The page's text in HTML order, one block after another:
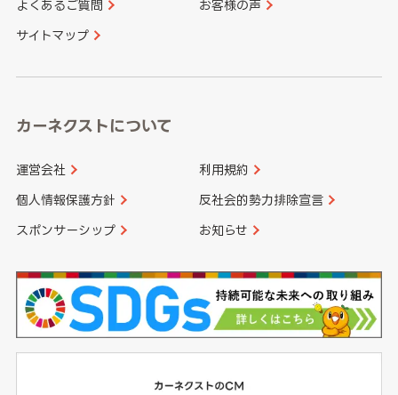
香川県 愛媛県
大分県 宮崎県
よくあるご質問 お客様の声
サイトマップ
カーネクストについて
運営会社 利用規約
個人情報保護方針 反社会的勢力排除宣言
スポンサーシップ お知らせ